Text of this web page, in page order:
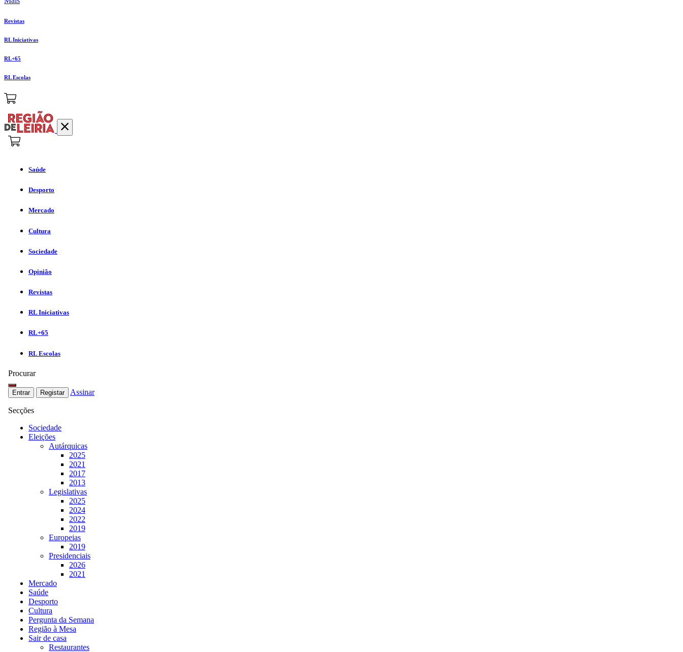
Revistas
RL Iniciativas
RL+65
RL Escolas
Saúde
Desporto
Mercado
Cultura
Sociedade
Opinião
Revistas
RL Iniciativas
RL+65
RL Escolas
Procurar
Entrar Registar Assinar
Secções
Sociedade
Eleições
Autárquicas
2025
2021
2017
2013
Legislativas
2025
2024
2022
2019
Europeias
2019
Presidenciais
2026
2021
Mercado
Saúde
Desporto
Cultura
Pergunta da Semana
Região à Mesa
Sair de casa
Restaurantes